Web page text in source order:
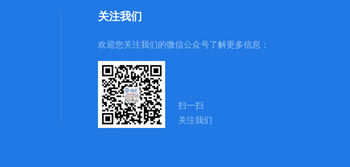
关注我们
欢迎您关注我们的微信公众号了解更多信息：
扫一扫
关注我们